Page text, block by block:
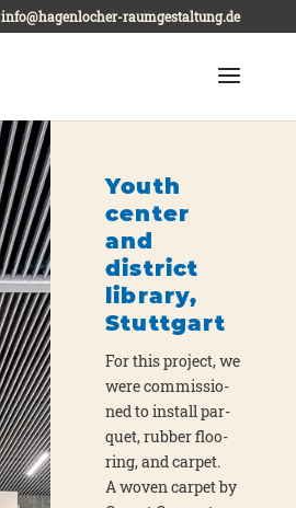
info@hagenlocher-raumgestaltung.de
Youth
center
and
district
library,
Stuttgart
For this pro­ject, we
were com­mis­sio­
ned to install par­
quet, rub­ber flo­o­
ring, and car­pet.
A woven car­pet by